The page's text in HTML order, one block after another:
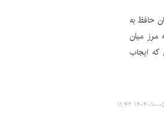
حافظ به
مرز میان
ایجاب
۱۰-۰۵ ۱۱:۴۲